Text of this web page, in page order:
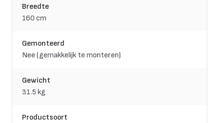
Breedte
160 cm
Gemonteerd
Nee (gemakkelijk te monteren)
Gewicht
31.5 kg
Productsoort